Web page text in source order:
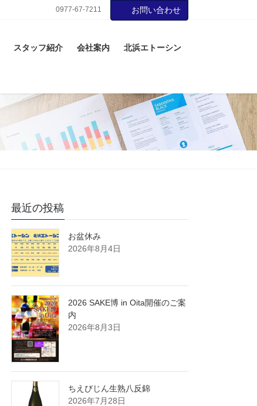
0977-67-7211 お問い合わせ
スタッフ紹介 会社案内 北浜エトーシン
最近の投稿
お盆休み
2026年8月4日
2026 SAKE博 in Oita開催のご案
内
2026年8月3日
ちえびじん生熟八反錦
2026年7月28日